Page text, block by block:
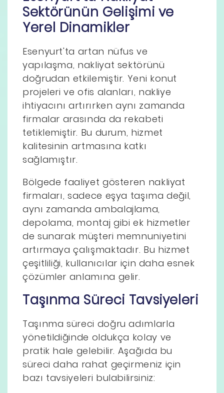
Sektörünün Gelişimi ve
Yerel Dinamikler
Esenyurt'ta artan nüfus ve
yapılaşma, nakliyat sektörünü
doğrudan etkilemiştir. Yeni konut
projeleri ve ofis alanları, nakliye
ihtiyacını artırırken aynı zamanda
firmalar arasında da rekabeti
tetiklemiştir. Bu durum, hizmet
kalitesinin artmasına katkı
sağlamıştır.
Bölgede faaliyet gösteren nakliyat
firmaları, sadece eşya taşıma değil,
aynı zamanda ambalajlama,
depolama, montaj gibi ek hizmetler
de sunarak müşteri memnuniyetini
artırmaya çalışmaktadır. Bu hizmet
çeşitliliği, kullanıcılar için daha esnek
çözümler anlamına gelir.
Taşınma Süreci Tavsiyeleri
Taşınma süreci doğru adımlarla
yönetildiğinde oldukça kolay ve
pratik hale gelebilir. Aşağıda bu
süreci daha rahat geçirmeniz için
bazı tavsiyeleri bulabilirsiniz: